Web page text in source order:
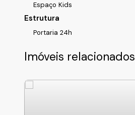
Espaço Kids
Estrutura
Portaria 24h
Imóveis relacionados